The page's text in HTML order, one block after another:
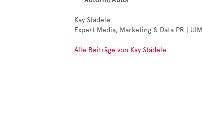
Kay Städele
Expert Media, Marketing & Data PR | UIM
Alle Beiträge von Kay Städele